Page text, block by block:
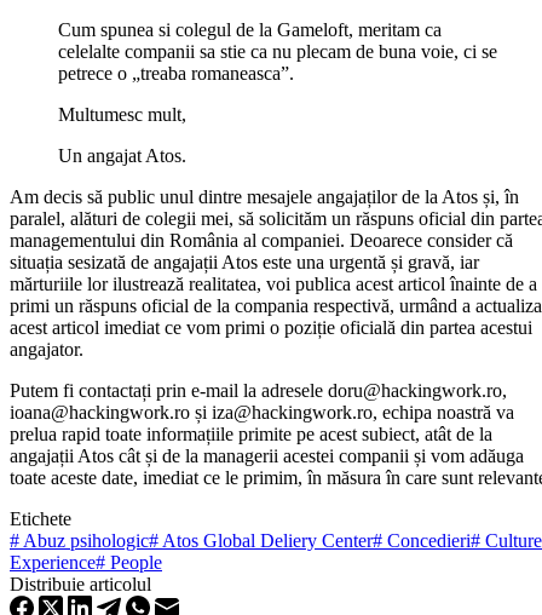
Cum spunea si colegul de la Gameloft, meritam ca
celelalte companii sa stie ca nu plecam de buna voie, ci se
petrece o „treaba romaneasca”.
Multumesc mult,
Un angajat Atos.
Am decis să public unul dintre mesajele angajaților de la Atos și, în
paralel, alături de colegii mei, să solicităm un răspuns oficial din
managementului din România al companiei. Deoarece consider că
situația sesizată de angajații Atos este una urgentă și gravă, iar
mărturiile lor ilustrează realitatea, voi publica acest articol înainte de a
primi un răspuns oficial de la compania respectivă, urmând a actualiza
acest articol imediat ce vom primi o poziție oficială din partea acestui
angajator.
Putem fi contactați prin e-mail la adresele doru@hackingwork.ro,
ioana@hackingwork.ro și iza@hackingwork.ro, echipa noastră va
prelua rapid toate informațiile primite pe acest subiect, atât de la
angajații Atos cât și de la managerii acestei companii și vom adăuga
toate aceste date, imediat ce le primim, în măsura în care sunt
Etichete
# Abuz psihologic# Atos Global Deliery Center# Concedieri# Culture
Experience# People
Distribuie articolul